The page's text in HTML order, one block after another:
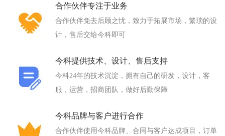
合作伙伴专注于业务
合作伙伴免去后顾之忧，致力于拓展市场，繁琐的设
计，售后交给今科即可
今科提供技术、设计、售后支持
今科24年的技术沉淀，拥有自己的研发，设计，客
服，运营，招商团队，做好后勤保障
今科品牌与客户进行合作
合作伙伴使用今科品牌、合同与客户达成项目，订单